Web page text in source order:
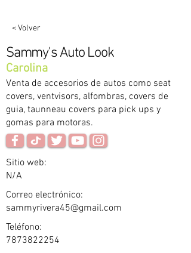
< Volver
Sammy's Auto Look
Carolina
Venta de accesorios de autos como seat
covers, ventvisors, alfombras, covers de
guia, taunneau covers para pick ups y
gomas para motoras.
Sitio web:
N/A
Correo electrónico:
sammyrivera45@gmail.com
Teléfono:
7873822254